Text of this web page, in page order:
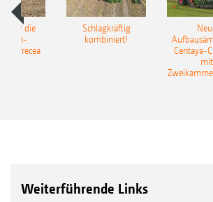
für die
Precea
Schlagkräftig
kombiniert!
Centaya-
mit
Weiterführende Links